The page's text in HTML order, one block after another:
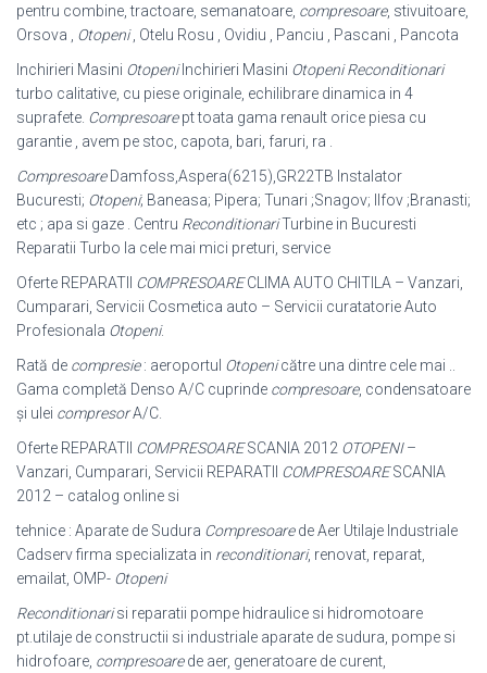
pentru combine, tractoare, semanatoare, compresoare, stivuitoare,
Orsova , Otopeni, Otelu Rosu , Ovidiu , Panciu , Pascani , Pancota
Inchirieri Masini OtopeniInchirieri Masini Otopeni Reconditionari
turbo calitative, cu piese originale, echilibrare dinamica in 4
suprafete. Compresoarept toata gama renault orice piesa cu
garantie , avem pe stoc, capota, bari, faruri, ra .
CompresoareDamfoss,Aspera(6215),GR22TB Instalator
Bucuresti; Otopeni; Baneasa; Pipera; Tunari ;Snagov; Ilfov ;Branasti;
etc ; apa si gaze . Centru ReconditionariTurbine in Bucuresti
Reparatii Turbo la cele mai mici preturi, service
Oferte REPARATII COMPRESOARECLIMA AUTO CHITILA – Vanzari,
Cumparari , Servicii Cosmetica auto – Servicii curatatorie Auto
Profesionala Otopeni.
Rată de compresie: aeroportul Otopenicătre una dintre cele mai ..
Gama completă Denso A/C cuprinde compresoare, condensatoare
şi ulei compresorA/C.
Oferte REPARATII COMPRESOARESCANIA 2012 OTOPENI–
Vanzari, Cumparari, Servicii REPARATII COMPRESOARESCANIA
2012 – catalog online si
tehnice : Aparate de Sudura Compresoarede Aer Utilaje Industriale
Cadserv firma specializata in reconditionari, renovat, reparat,
emailat, OMP- Otopeni
Reconditionarisi reparatii pompe hidraulice si hidromotoare
pt.utilaje de constructii si industriale aparate de sudura, pompe si
hidrofoare, compresoarede aer, generatoare de curent,